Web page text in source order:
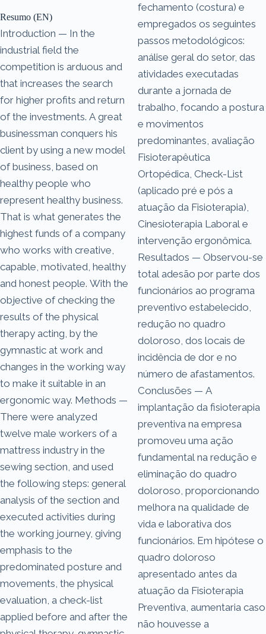
Resumo (EN)
Introduction — In the
industrial field the
competition is arduous and
that increases the search
for higher profits and return
of the investments. A great
businessman conquers his
client by using a new model
of business, based on
healthy people who
represent healthy business.
That is what generates the
highest funds of a company
who works with creative,
capable, motivated, healthy
and honest people. With the
objective of checking the
results of the physical
therapy acting, by the
gymnastic at work and
changes in the working way
to make it suitable in an
ergonomic way. Methods —
There were analyzed
twelve male workers of a
mattress industry in the
sewing section, and used
the following steps: general
analysis of the section and
executed activities during
the working journey, giving
emphasis to the
predominated posture and
movements, the physical
evaluation, a check-list
applied before and after the
fechamento (costura) e
empregados os seguintes
passos metodológicos:
análise geral do setor, das
atividades executadas
durante a jornada de
trabalho, focando a postura
e movimentos
predominantes, avaliação
Fisioterapêutica
Ortopédica, Check-List
(aplicado pré e pós a
atuação da Fisioterapia),
Cinesioterapia Laboral e
intervenção ergonômica.
Resultados — Observou-se
total adesão por parte dos
funcionários ao programa
preventivo estabelecido,
redução no quadro
doloroso, dos locais de
incidência de dor e no
número de afastamentos.
Conclusões — A
implantação da fisioterapia
preventiva na empresa
promoveu uma ação
fundamental na redução e
eliminação do quadro
doloroso, proporcionando
melhora na qualidade de
vida e laborativa dos
funcionários. Em hipótese o
quadro doloroso
apresentado antes da
atuação da Fisioterapia
Preventiva, aumentaria caso
não houvesse a